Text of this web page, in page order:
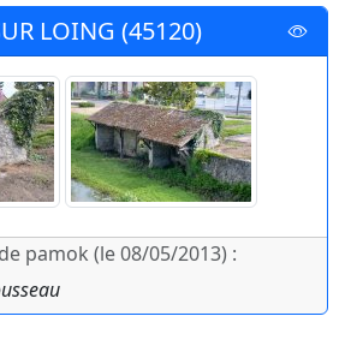
LOING (45120)
pamok (le 08/05/2013) :